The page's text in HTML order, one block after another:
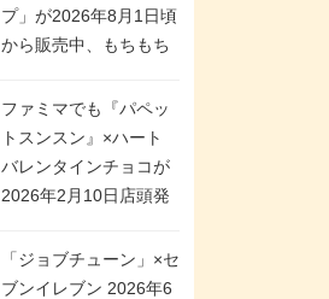
ぬき・キツネ姿のスレ
ッタ / ミオリネ / グエ
号・5号) / シャディク
ドになって登場!
プ」が2026年8月1日頃
から販売中、もちもち
シュガー＆バターをレ
ンジアップで手軽に楽
しめる冷凍食品。2個入
り
ファミマでも『パペッ
トスンスン』×ハート
バレンタインチョコが
2026年2月10日店頭発
チョコ」「チョコ缶」
「ツインギフト」が登
「ジョブチューン」×セ
ブンイレブン 2026年6